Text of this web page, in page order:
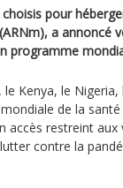
pour
a annoncé
programme
le Kenya, le
de la
accès restreint
contre la